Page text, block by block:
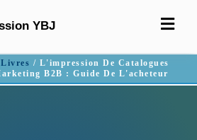
YBJ
/ L'impression De Catalogues
B2B : Guide De L'acheteur